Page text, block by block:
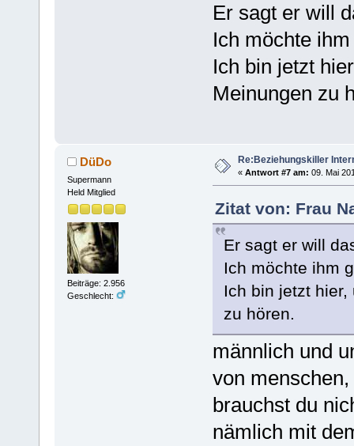
Er sagt er will
Ich möchte
Ich bin jetzt
Meinungen zu
DüDo
Supermann
Held Mitglied
Beiträge: 2.956
Geschlecht:
Re:Beziehungskiller
« Antwort #7 am: 09. Mai
Zitat von: Frau
Er sagt er will
Ich möchte ihm
Ich bin jetzt
zu hören.
männlich und
von
brauchst du
nämlich mit